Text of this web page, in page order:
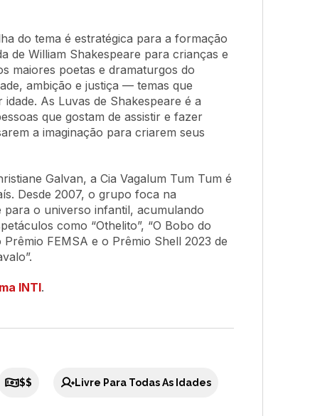
do tema é estratégica para a formação
de William Shakespeare para crianças e
maiores poetas e dramaturgos do
ambição e justiça — temas que
As Luvas de Shakespeare é a
que gostam de assistir e fazer
a imaginação para criarem seus
Galvan, a Cia Vagalum Tum Tum é
Desde 2007, o grupo foca na
para o universo infantil, acumulando
como “Othelito”, “O Bobo do
Prêmio FEMSA e o Prêmio Shell 2023 de
INTI.
$$ Livre Para Todas As Idades